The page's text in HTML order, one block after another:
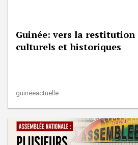
Guinée: vers la restitution
culturels et historiques
guineeactuelle